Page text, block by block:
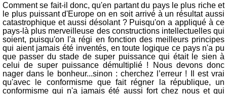
Comment se fait-il donc, qu'en partant du pays le plus riche et
le plus puissant d'Europe on en soit arrivé à un résultat aussi
catastrophique et aussi désolant ? Puisqu'on a appliqué à ce
pays-là plus merveilleuse des constructions intellectuelles qui
soient, puisqu'on l'a régi en fonction des meilleurs principes
qui aient jamais été inventés, en toute logique ce pays n'a pu
que passer du stade de super puissance qui était le sien à
celui de super puissance démultiplié ! Nous devons donc
nager dans le bonheur...sinon : cherchez l’erreur ! Il est vrai
qu'avec le conformisme que fait régner la république, un
conformisme qui n'a jamais été aussi fort chez nous et qui